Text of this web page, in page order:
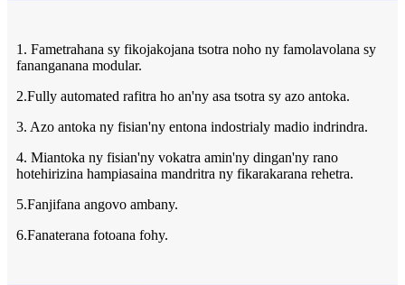
1. Fametrahana sy fikojakojana tsotra noho ny famolavolana sy
fananganana modular.
2.Fully automated rafitra ho an'ny asa tsotra sy azo antoka.
3. Azo antoka ny fisian'ny entona indostrialy madio indrindra.
4. Miantoka ny fisian'ny vokatra amin'ny dingan'ny rano
hotehirizina hampiasaina mandritra ny fikarakarana rehetra.
5.Fanjifana angovo ambany.
6.Fanaterana fotoana fohy.